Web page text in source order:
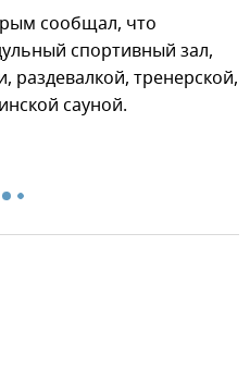
сообщал, что
спортивный зал,
тренерской,
сауной.